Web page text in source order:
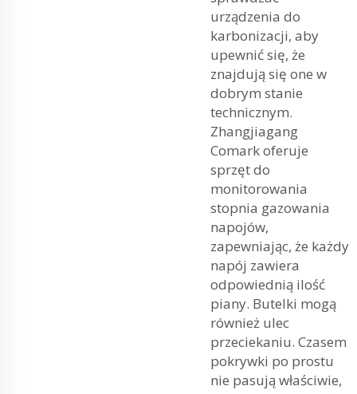
urządzenia do
karbonizacji, aby
upewnić się, że
znajdują się one w
dobrym stanie
technicznym.
Zhangjiagang
Comark oferuje
sprzęt do
monitorowania
stopnia gazowania
napojów,
zapewniając, że każdy
napój zawiera
odpowiednią ilość
piany. Butelki mogą
również ulec
przeciekaniu. Czasem
pokrywki po prostu
nie pasują właściwie,